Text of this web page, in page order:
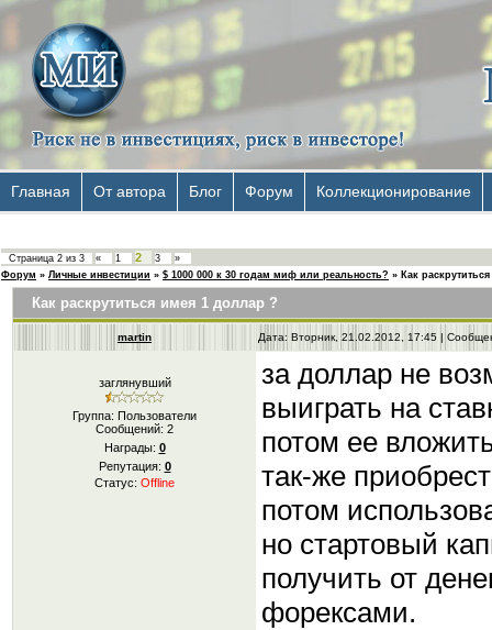
Главная От автора Блог Форум Коллекционирование
Страница 2 из 3 « 1 2 3
»
Форум » Личные инвестиции » $ 1000 000 к 30 годам миф или реальность? » Как
Как раскрутиться имея 1 доллар ?
martin Дата: Вторник, 21.02.2012, 17:45 |
заглянувший
Группа: Пользователи
Сообщений: 2
Награды: 0
Репутация: 0
Статус: Offline
за доллар не
выиграть на
потом ее
так-же
потом
но стартовый
получить от
форексами.